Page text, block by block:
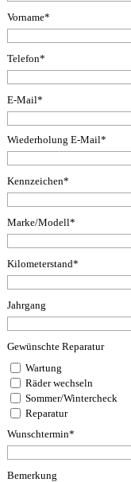
Vorname*
Telefon*
E-Mail*
Wiederholung E-Mail*
Kennzeichen*
Marke/Modell*
Kilometerstand*
Jahrgang
Gewünschte Reparatur
Wartung
Räder wechseln
Sommer/Wintercheck
Reparatur
Wunschtermin*
Bemerkung